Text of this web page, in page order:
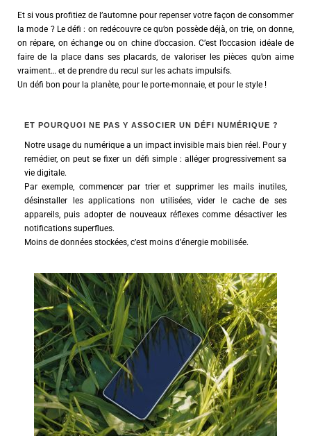
Et si vous profitiez de l’automne pour repenser votre façon de consommer
la mode ? Le défi : on redécouvre ce qu’on possède déjà, on trie, on donne,
on répare, on échange ou on chine d’occasion. C’est l’occasion idéale de
faire de la place dans ses placards, de valoriser les pièces qu’on aime
vraiment… et de prendre du recul sur les achats impulsifs.
Un défi bon pour la planète, pour le porte-monnaie, et pour le style !
ET POURQUOI NE PAS Y ASSOCIER UN DÉFI NUMÉRIQUE ?
Notre usage du numérique a un impact invisible mais bien réel. Pour y
remédier, on peut se fixer un défi simple : alléger progressivement sa
vie digitale.
Par exemple, commencer par trier et supprimer les mails inutiles,
désinstaller les applications non utilisées, vider le cache de ses
appareils, puis adopter de nouveaux réflexes comme désactiver les
notifications superflues.
Moins de données stockées, c’est moins d’énergie mobilisée.